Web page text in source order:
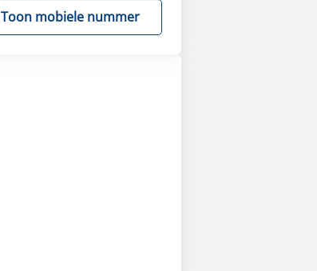
Toon mobiele nummer